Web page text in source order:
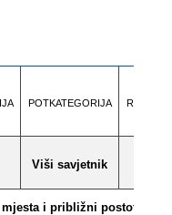
POTKATEGORIJA RAZINA
Viši savjetnik
i približni postotak